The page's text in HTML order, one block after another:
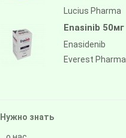
Lucius Pharma
Enasinib 50мг
Enasidenib
Everest Pharma
Нужно знать